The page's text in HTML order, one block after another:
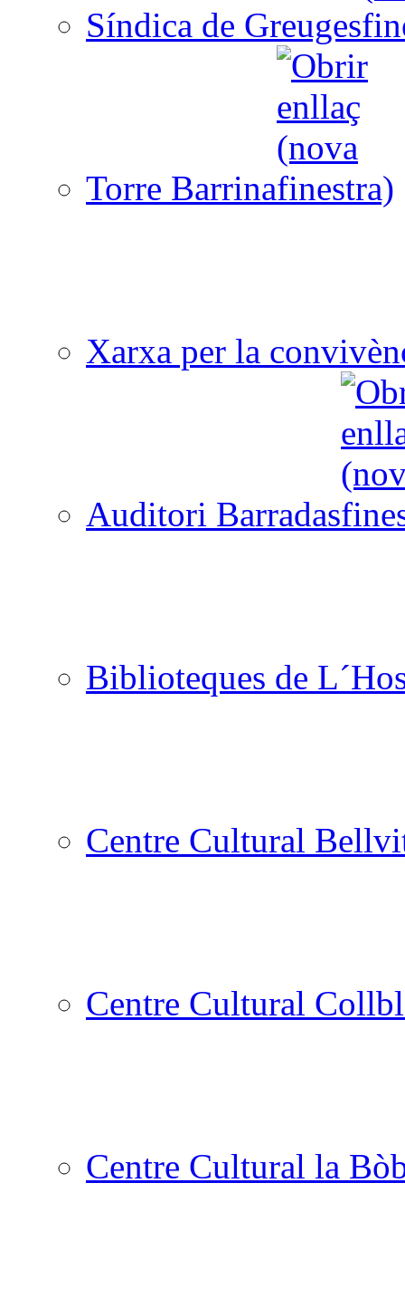
Síndica de Greuges
Torre Barrina
Xarxa per la
Auditori Barradas
Biblioteques de
Centre Cultural
Centre Cultural
Centre Cultural la